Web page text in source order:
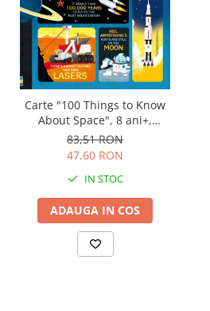
Carte "100 Things to Know
About Space", 8 ani+,
Usborne
83,51 RON
47,60 RON
IN STOC
ADAUGA IN COS